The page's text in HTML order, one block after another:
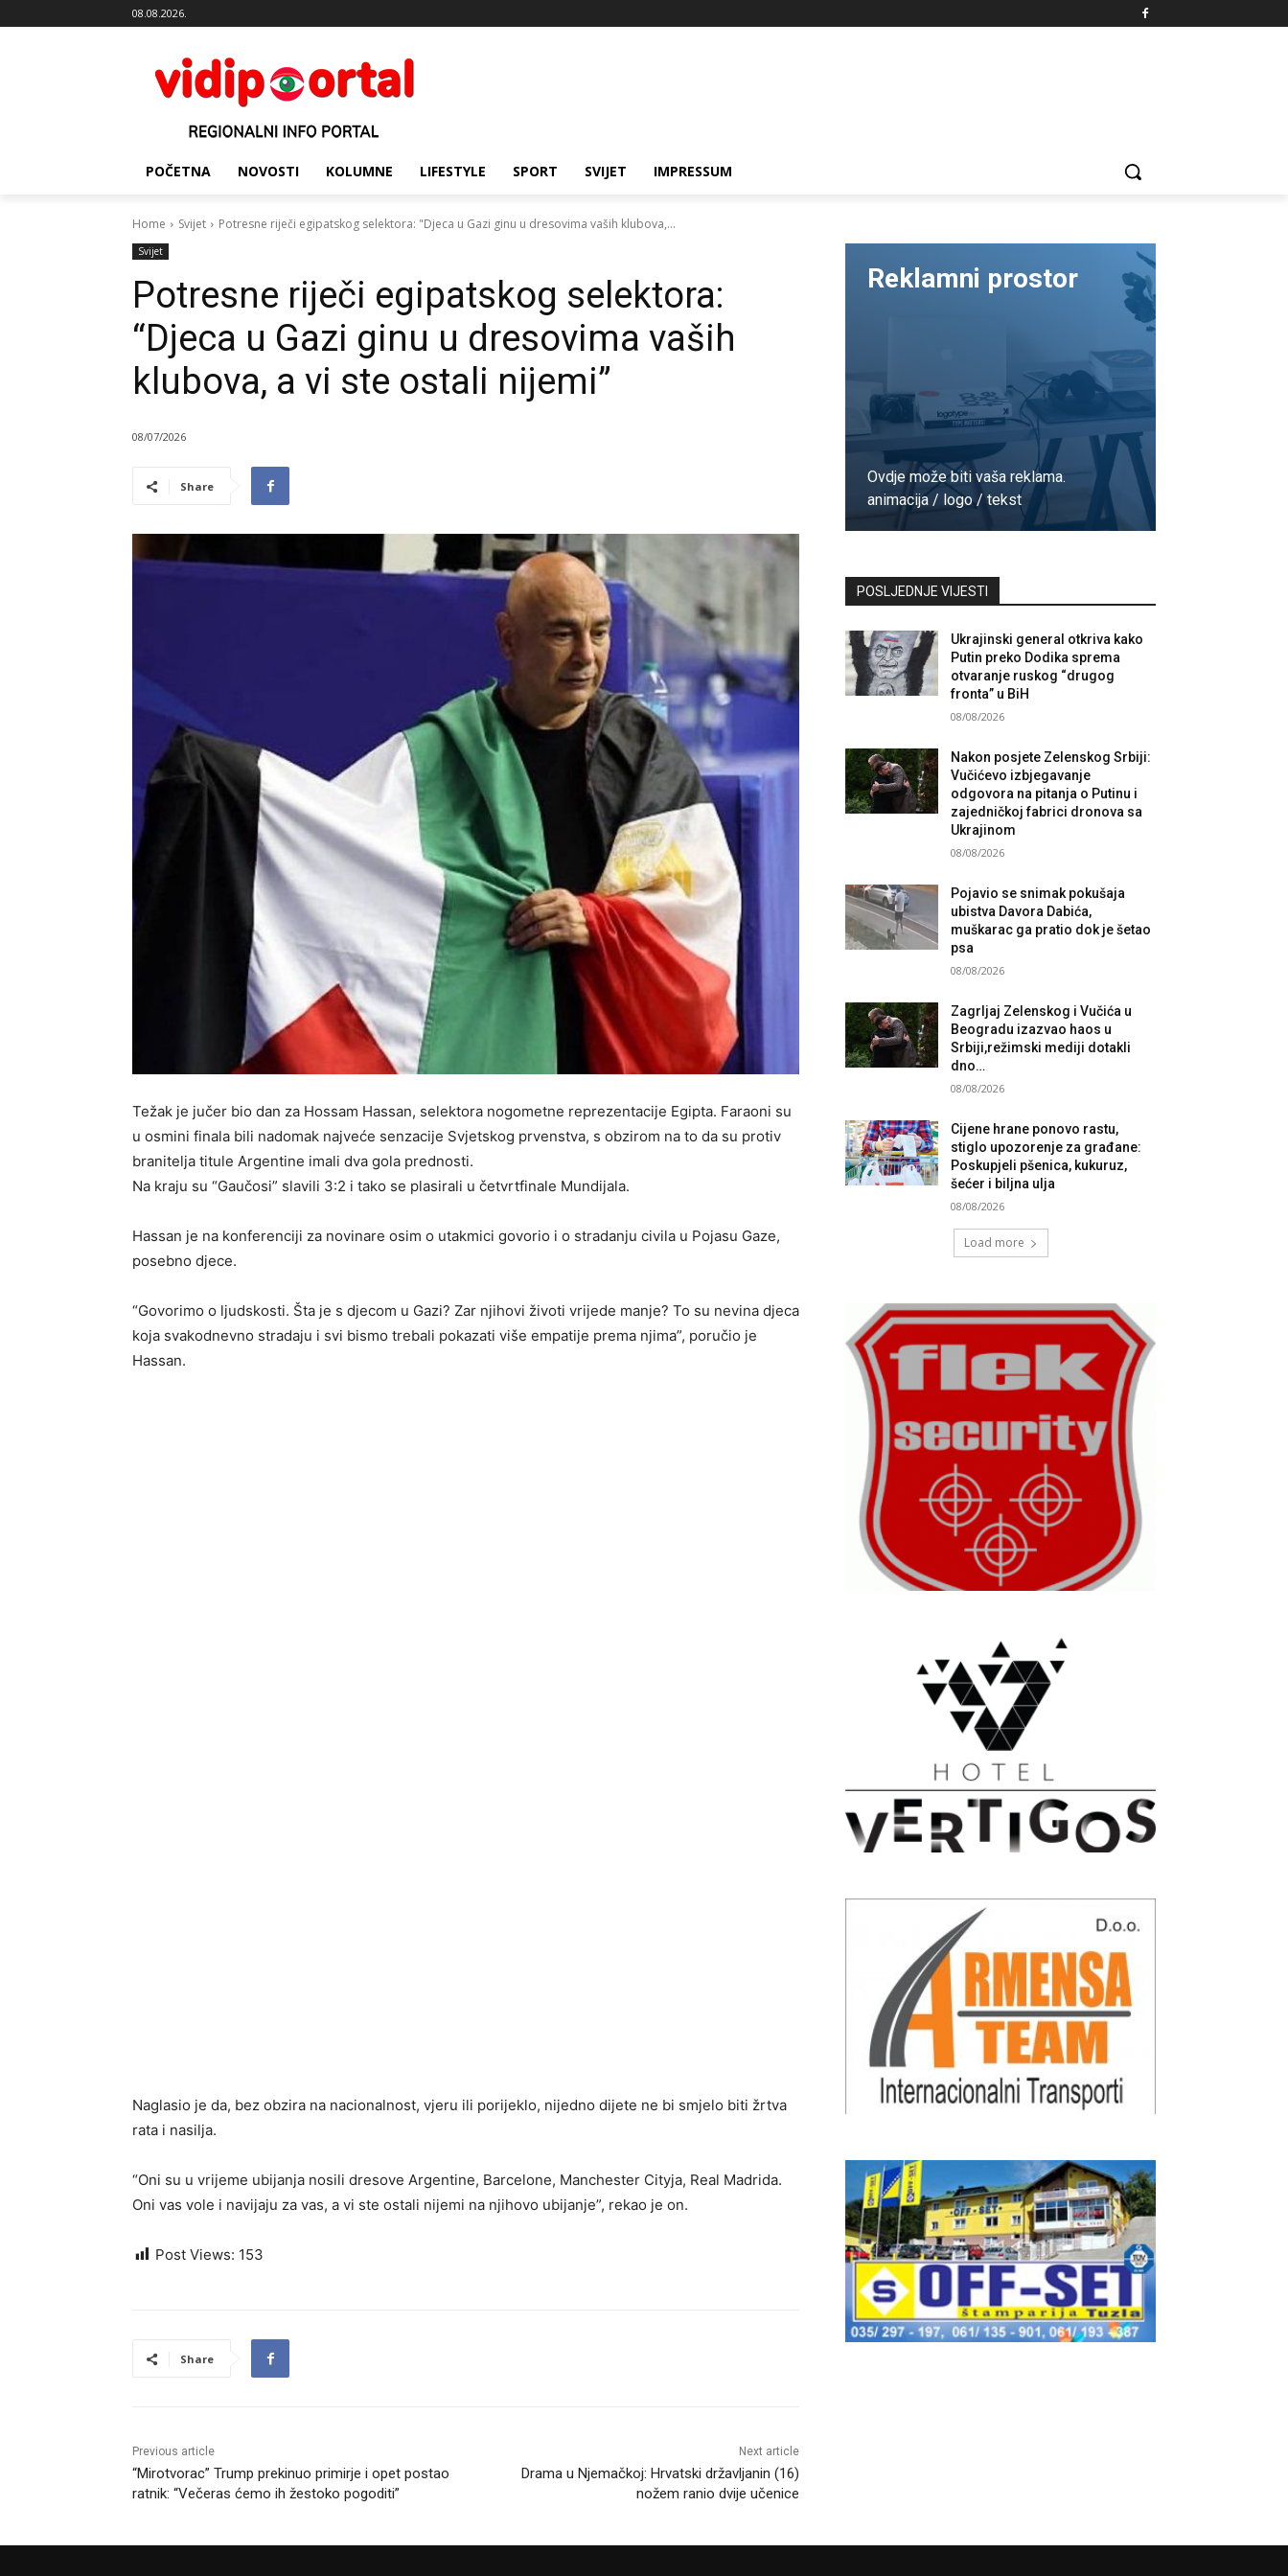
08.08.2026.
POČETNA NOVOSTI KOLUMNE LIFESTYLE SPORT SVIJET IMPRESSUM
Home Svijet Potresne riječi egipatskog selektora: "Djeca u Gazi ginu u dresovima vaših klubova,...
Svijet
Potresne riječi egipatskog selektora:
“Djeca u Gazi ginu u dresovima vaših
klubova, a vi ste ostali nijemi”
08/07/2026
Share
Težak je jučer bio dan za Hossam Hassan, selektora nogometne reprezentacije Egipta. Faraoni su
u osmini finala bili nadomak najveće senzacije Svjetskog prvenstva, s obzirom na to da su protiv
branitelja titule Argentine imali dva gola prednosti.
Na kraju su “Gaučosi” slavili 3:2 i tako se plasirali u četvrtfinale Mundijala.
Hassan je na konferenciji za novinare osim o utakmici govorio i o stradanju civila u Pojasu Gaze,
posebno djece.
“Govorimo o ljudskosti. Šta je s djecom u Gazi? Zar njihovi životi vrijede manje? To su nevina djeca
koja svakodnevno stradaju i svi bismo trebali pokazati više empatije prema njima”, poručio je
Hassan.
Naglasio je da, bez obzira na nacionalnost, vjeru ili porijeklo, nijedno dijete ne bi smjelo biti žrtva
rata i nasilja.
“Oni su u vrijeme ubijanja nosili dresove Argentine, Barcelone, Manchester Cityja, Real Madrida.
Oni vas vole i navijaju za vas, a vi ste ostali nijemi na njihovo ubijanje”, rekao je on.
Post Views: 153
Share
Previous article
“Mirotvorac” Trump prekinuo primirje i opet postao
ratnik: “Večeras ćemo ih žestoko pogoditi”
Next article
Drama u Njemačkoj: Hrvatski državljanin (16)
nožem ranio dvije učenice
Reklamni prostor
Ovdje može biti vaša reklama.
animacija / logo / tekst
POSLJEDNJE VIJESTI
Ukrajinski general otkriva kako
Putin preko Dodika sprema
otvaranje ruskog “drugog
fronta” u BiH
08/08/2026
Nakon posjete Zelenskog Srbiji:
Vučićevo izbjegavanje
odgovora na pitanja o Putinu i
zajedničkoj fabrici dronova sa
Ukrajinom
08/08/2026
Pojavio se snimak pokušaja
ubistva Davora Dabića,
muškarac ga pratio dok je šetao
psa
08/08/2026
Zagrljaj Zelenskog i Vučića u
Beogradu izazvao haos u
Srbiji,režimski mediji dotakli
dno…
08/08/2026
Cijene hrane ponovo rastu,
stiglo upozorenje za građane:
Poskupjeli pšenica, kukuruz,
šećer i biljna ulja
08/08/2026
Load more